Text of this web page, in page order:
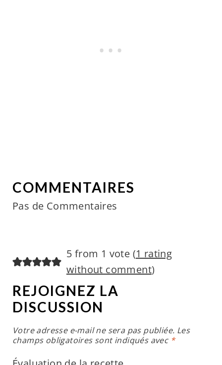
COMMENTAIRES
Pas de Commentaires
5 from 1 vote (1 rating
without comment)
REJOIGNEZ LA
DISCUSSION
Votre adresse e-mail ne sera pas publiée. Les
champs obligatoires sont indiqués avec *